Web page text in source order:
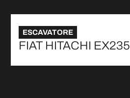
ESCAVATORE
FIAT HITACHI EX235